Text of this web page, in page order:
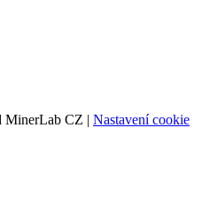
MinerLab CZ | Nastavení cookie